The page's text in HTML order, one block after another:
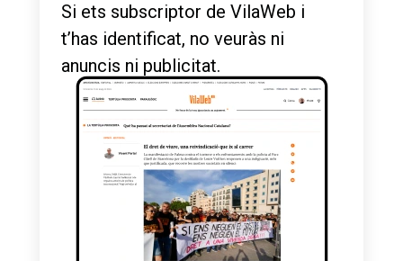
Si ets subscriptor de VilaWeb i
t’has identificat, no veuràs ni
anuncis ni publicitat.